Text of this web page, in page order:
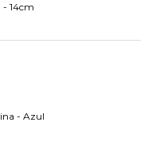
14cm
- Azul